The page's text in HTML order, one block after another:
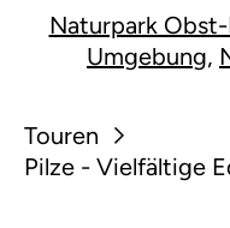
Naturpark
Umgebung,
Touren
Pilze - Vielfältige